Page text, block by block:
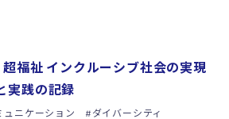
福祉 インクルーシブ社会の実現
実践の記録
ュニケーション
ダイバーシティ